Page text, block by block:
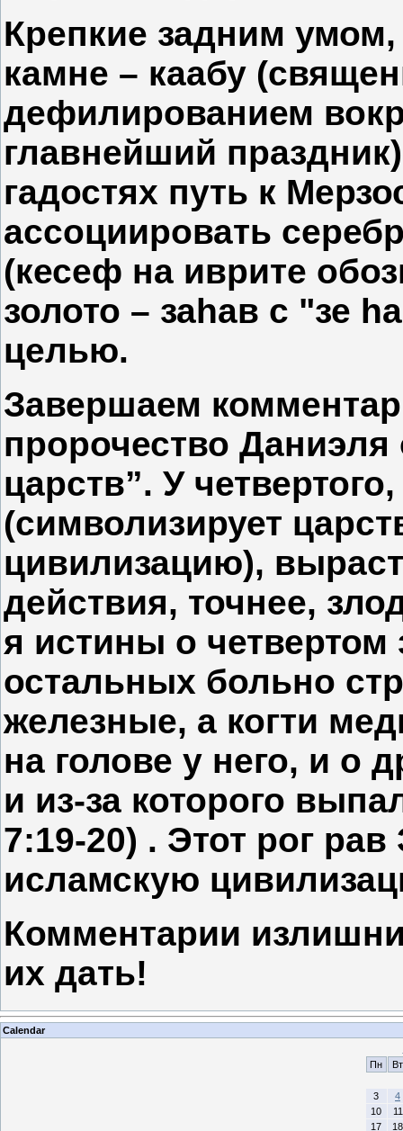
Крепкие задним
камне – каабу
дефилированием
главнейший
гадостях путь к
ассоциировать
(кесеф на иврите
золото – заhав c "зе
целью.
Завершаем
пророчество
царств”. У
(символизирует
цивилизацию),
действия, точнее,
я истины о
остальных больно
железные, а когти
на голове у него, и о
и из-за которого
7:19-20) . Этот рог
исламскую
Комментарии
их дать!
Calendar
Пн
Вт
3
4
10
11
17
18